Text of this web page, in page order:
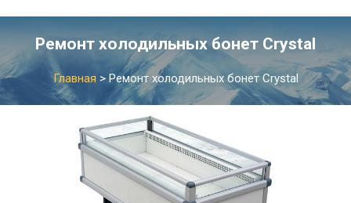
Ремонт холодильных бонет Crystal
Главная > Ремонт холодильных бонет Crystal